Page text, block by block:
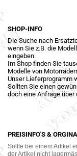
SHOP-INFO
Die Suche nach
wenn Sie z.B. die
eingeben.
Im Shop finden Sie
Modelle von
Unser Lieferprogramm
Sollten Sie einen
doch eine Anfrage
PREISINFO'S &
Sollte bei einem Artikel
der Artikel nicht